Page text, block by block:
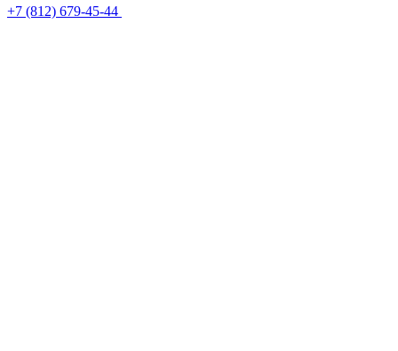
+7 (812) 679-45-44